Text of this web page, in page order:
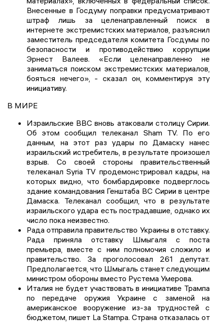
Внесенные в Госдуму поправки предусматривают
штраф лишь за целенаправленный поиск в
интернете экстремистских материалов, разъяснил
заместитель председателя комитета Госдумы по
безопасности и противодействию коррупции
Эрнест Валеев. «Если целенаправленно не
заниматься поиском экстремистских материалов,
бояться нечего», - сказал он, комментируя эту
инициативу.
В МИРЕ
Израильские ВВС вновь атаковали столицу Сирии.
Об этом сообщил телеканал Sham TV. По его
данным, на этот раз удары по Дамаску нанес
израильский истребитель, в результате произошел
взрыв. Со своей стороны правительственный
телеканал Syria TV продемонстрировал кадры, на
которых видно, что бомбардировке подверглось
здание командования Генштаба ВС Сирии в центре
Дамаска. Телеканал сообщил, что в результате
израильского удара есть пострадавшие, однако их
число пока неизвестно.
Рада отправила правительство Украины в отставку.
Рада приняла отставку Шмыгаля с поста
премьера, вместе с ним полномочия сложило и
правительство. За проголосовал 261 депутат.
Предполагается, что Шмыгаль станет следующим
министром обороны вместо Рустема Умерова.
Италия не будет участвовать в инициативе Трампа
по передаче оружия Украине с заменой на
американское вооружение из-за трудностей с
бюджетом, пишет La Stampa. Страна отказалась от